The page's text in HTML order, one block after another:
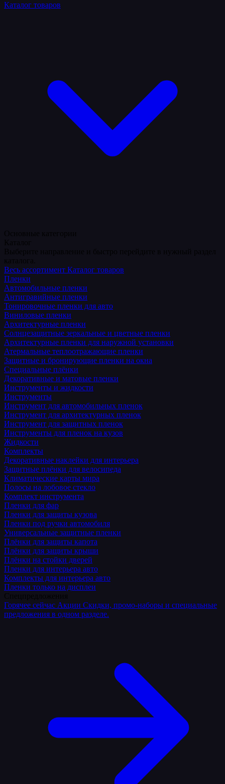
Каталог товаров
Весь ассортимент Каталог товаров
Пленки
Автомобильные пленки
Антигравийные пленки
Тонировочные пленки для авто
Виниловые пленки
Архитектурные пленки
Солнцезащитные зеркальные и цветные пленки
Архитектурные пленки для наружной установки
Атермальные теплоотражающие пленки
Защитные и бронирующие пленки на окна
Специальные плёнки
Декоративные и матовые пленки
Инструменты и жидкости
Инструменты
Инструмент для автомобильных пленок
Инструмент для архитектурных пленок
Инструмент для защитных пленок
Инструменты для пленок на кузов
Жидкости
Комплекты
Декоративные наклейки для интерьера
Защитные плёнки для велосипеда
Климатические карты мира
Полосы на лобовое стекло
Комплект инструмента
Пленки для фар
Пленки для защиты кузова
Пленки под ручки автомобиля
Универсальные защитные пленки
Плёнки для защиты капота
Плёнки для защиты крыши
Плёнки на стойки дверей
Пленки для интерьера авто
Комплекты для интерьера авто
Пленки только на дисплеи
Горячее сейчас Акции Скидки, промо-наборы и специальные
предложения в одном разделе.